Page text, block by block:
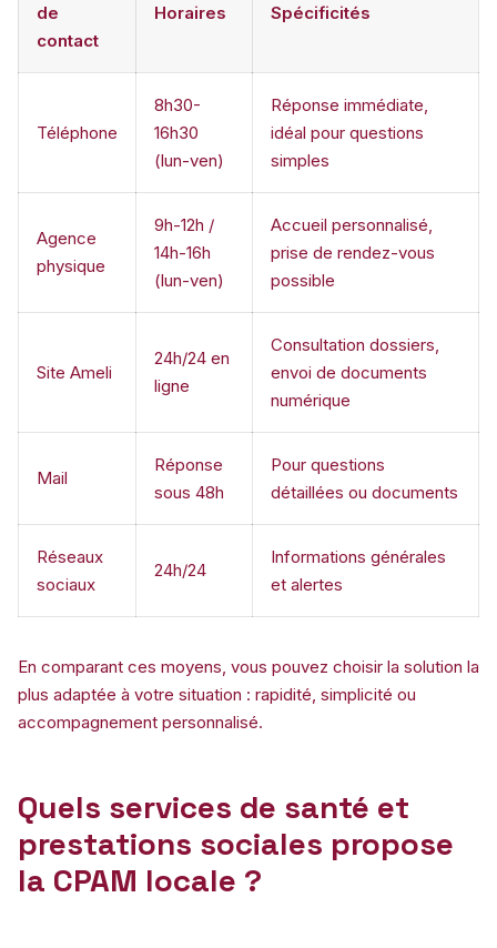
de
contact
Horaires Spécificités
Téléphone
8h30-
16h30
(lun-ven)
Réponse immédiate,
idéal pour questions
simples
Agence
physique
9h-12h /
14h-16h
(lun-ven)
Accueil personnalisé,
prise de rendez-vous
possible
Site Ameli
24h/24 en
ligne
Consultation dossiers,
envoi de documents
numérique
Mail
Réponse
sous 48h
Pour questions
détaillées ou documents
Réseaux
sociaux
24h/24
Informations générales
et alertes
En comparant ces moyens, vous pouvez choisir la solution la
plus adaptée à votre situation : rapidité, simplicité ou
accompagnement personnalisé.
Quels services de santé et
prestations sociales propose
la CPAM locale ?